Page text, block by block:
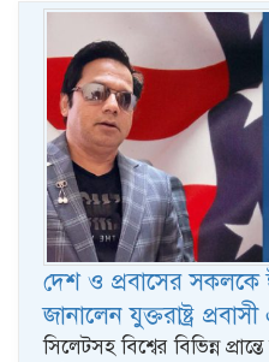
দেশ ও প্রবাসের
জানালেন যুক্তরাষ্ট্র
সিলেটসহ বিশ্বের বিভিন্ন